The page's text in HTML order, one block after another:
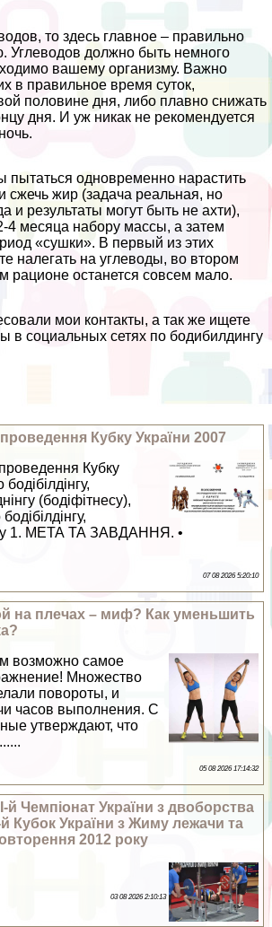
то здесь главное – правильно
Углеводов должно быть немного
вашему организму. Важно
в правильное время суток,
половине дня, либо плавно снижать
дня. И уж никак не рекомендуется
пытаться одновременно нарастить
жир (задача реальная, но
и результаты могут быть не ахти),
4 месяца набору массы, а затем
«сушки». В первый из этих
налегать на углеводы, во втором
рационе останется совсем мало.
мои контакты, а так же ищете
в социальных сетях по бодибилдингу
Кубку України 2007
Кубку
(бодіфітнесу),
1. МЕТА ТА ЗАВДАННЯ. •
07 08 2026 5:20:10
на плечах – миф? Как уменьшить
возможно самое
Множество
повороты, и
часов выполнения. С
утверждают, что
05 08 2026 17:14:32
України з двоборства
й Кубок України з Жиму лежачи та
2012 року
03 08 2026 2:10:13